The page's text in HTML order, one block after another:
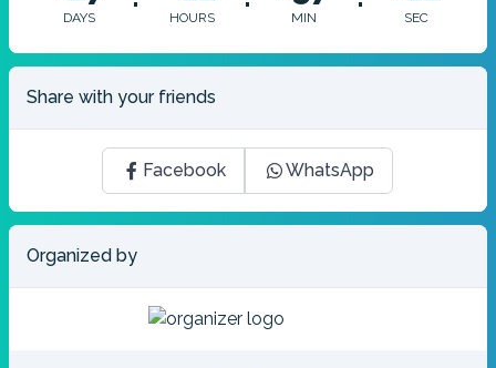
DAYS HOURS MIN SEC
Share with your friends
Facebook WhatsApp
Organized by